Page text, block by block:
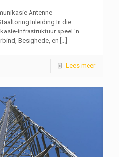
Antenne
Inleiding In die
infrastruktuur speel 'n
Besighede, en [...]
Lees meer